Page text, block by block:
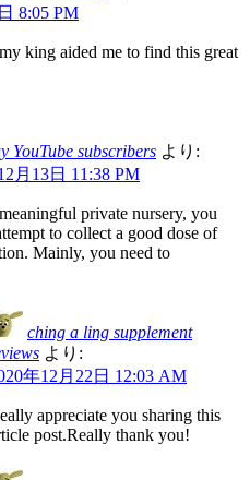
8:05 PM
king aided me to find this great
YouTube subscribers より:
月13日 11:38 PM
private nursery, you
to collect a good dose of
Mainly, you need to
ching a ling supplement
より:
年12月22日 12:03 AM
appreciate you sharing this
post.Really thank you!